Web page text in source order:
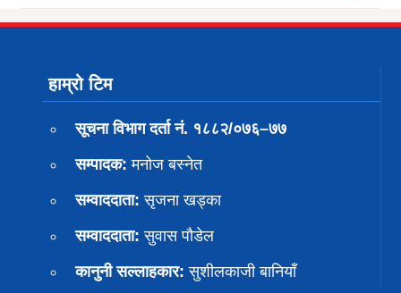
हाम्रो टिम
सूचना विभाग दर्ता नं. १८८२/०७६–७७
सम्पादक: मनोज बस्नेत
सम्वाददाता: सृजना खड्का
सम्वाददाता: सुवास पाैडेल
कानुनी सल्लाहकार: सुशीलकाजी बानियाँ